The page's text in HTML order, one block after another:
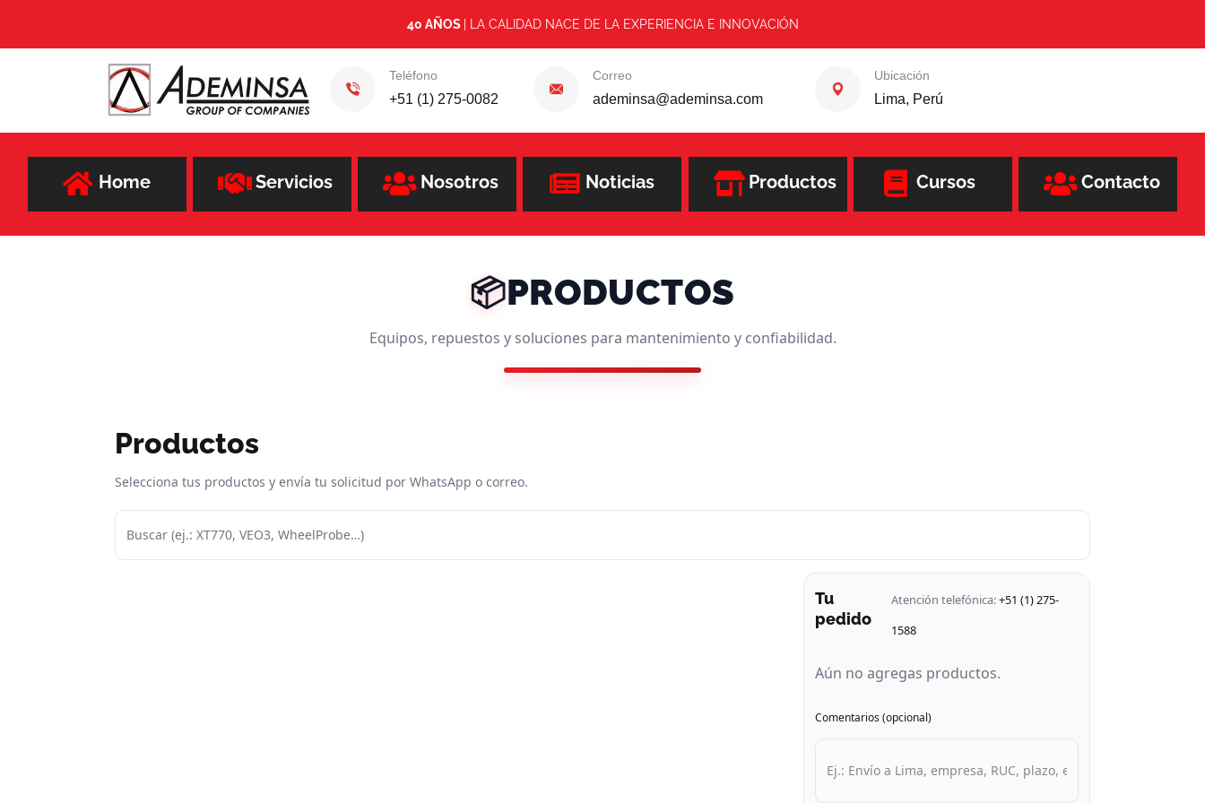
40 AÑOS | LA CALIDAD NACE DE LA EXPERIENCIA E INNOVACIÓN
Teléfono
+51 (1) 275-0082
Correo
ademinsa@ademinsa.com
Ubicación
Lima, Perú
Home Servicios Nosotros Noticias Productos Cursos Contacto
📦PRODUCTOS
Equipos, repuestos y soluciones para mantenimiento y confiabilidad.
Productos
Selecciona tus productos y envía tu solicitud por WhatsApp o correo.
Tu
pedido
Atención telefónica:+51 (1) 275-
1588
Aún no agregas productos.
Comentarios (opcional)